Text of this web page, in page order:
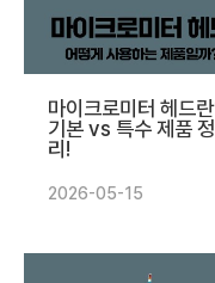
마이크로미터 헤드
기본 vs 특수 제품 정
리!
2026-05-15